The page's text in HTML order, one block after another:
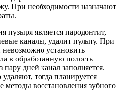
При необходимости назначают
пузыря является пародонтит,
каналы, удалит пульпу. При
установить
в обработанную полость
пару дней канал заполняется.
тогда планируется
методы восстановления зубного